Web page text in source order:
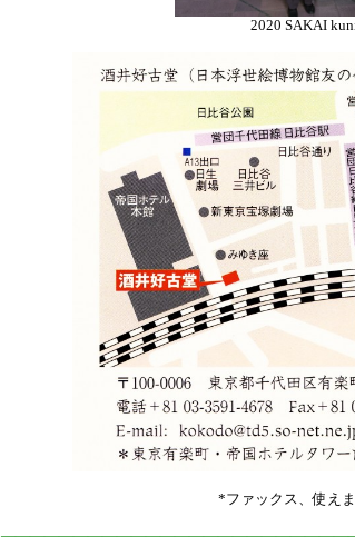
2020 SAKAI
*ファックス、使えま